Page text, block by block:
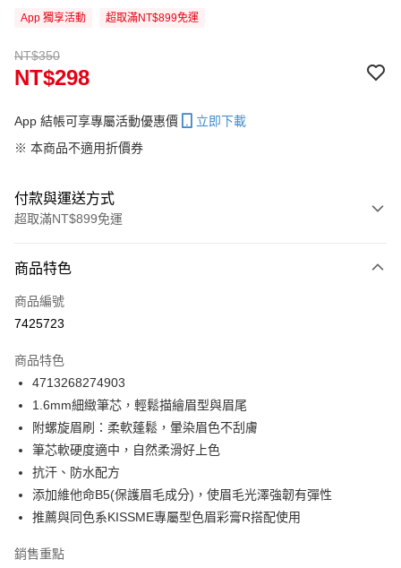
App 獨享活動 超取滿NT$899免運
NT$350
NT$298
App 結帳可享專屬活動優惠價
立即下載
※ 本商品不適用折價券
付款與運送方式
超取滿NT$899免運
信用卡一次付款
超商取貨付款
Apple Pay
街口支付
悠遊付
Google Pay
全盈+PAY
商品特色
商品編號
7425723
商品特色
4713268274903
1.6mm細緻筆芯，輕鬆描繪眉型與眉尾
附螺旋眉刷：柔軟蓬鬆，暈染眉色不刮膚
筆芯軟硬度適中，自然柔滑好上色
抗汗、防水配方
添加維他命B5(保護眉毛成分)，使眉毛光澤強韌有彈性
推薦與同色系KISSME專屬型色眉彩膏R搭配使用
銷售重點